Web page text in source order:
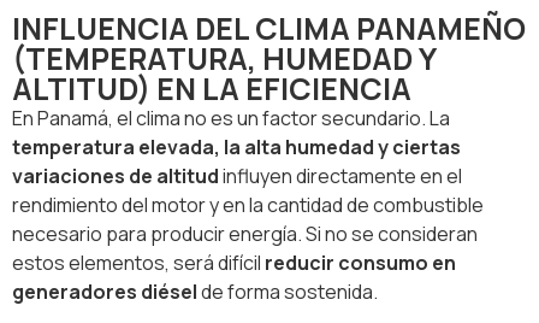
INFLUENCIA DEL CLIMA PANAMEÑO
(TEMPERATURA, HUMEDAD Y
ALTITUD) EN LA EFICIENCIA
En Panamá, el clima no es un factor secundario. La
temperatura elevada, la alta humedad y ciertas
variaciones de altitudinfluyen directamente en el
rendimiento del motor y en la cantidad de combustible
necesario para producir energía. Si no se consideran
estos elementos, será difícil reducir consumo en
generadores diéselde forma sostenida.